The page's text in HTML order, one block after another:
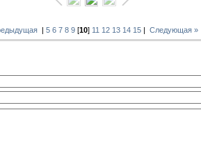
| 5 6 7 8 9 [10] 11 12 13 14 15 | Следующая »